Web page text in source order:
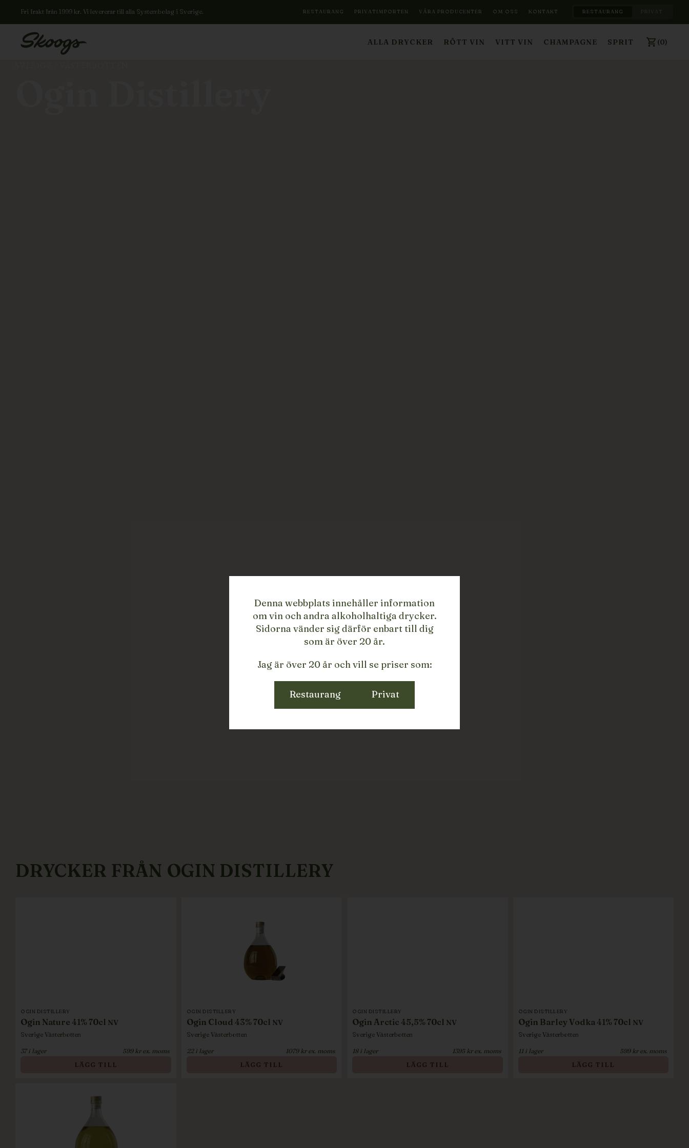
Fri frakt från 1999 kr. Vi levererar till alla Systembolag i Sverige. RESTAURANG PRIVATIMPORTEN VÅRA PRODUCENTER OM OSS KONTAKT RESTAURANG
ALLA DRYCKER RÖTT VIN VITT VIN CHAMPAGNE SPRIT (0)
DRYCKER FRÅN OGIN DISTILLERY
OGIN DISTILLERY
Ogin Nature 41% 70cl NV
Sverige Västerbotten
37 i lager 599 kr ex. moms
LÄGG TILL
OGIN DISTILLERY
Ogin Cloud 43% 70cl NV
Sverige Västerbotten
22 i lager 1079 kr ex. moms
LÄGG TILL
OGIN DISTILLERY
Ogin Arctic 45,5% 70cl NV
Sverige Västerbotten
18 i lager 1395 kr ex. moms
LÄGG TILL
OGIN DISTILLERY
Ogin Barley Vodka 41% 70cl NV
Sverige Västerbotten
11 i lager 599 kr ex. moms
LÄGG TILL
Denna webbplats innehåller information
om vin och andra alkoholhaltiga drycker.
Sidorna vänder sig därför enbart till dig
som är över 20 år.
Jag är över 20 år och vill se priser som:
Restaurang Privat